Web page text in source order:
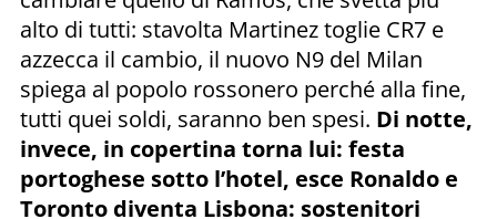
alto di tutti: stavolta Martinez toglie CR7 e
azzecca il cambio, il nuovo N9 del Milan
spiega al popolo rossonero perché alla fine,
tutti quei soldi, saranno ben spesi. Di notte,
invece, in copertina torna lui: festa
portoghese sotto l’hotel, esce Ronaldo e
Toronto diventa Lisbona: sostenitori